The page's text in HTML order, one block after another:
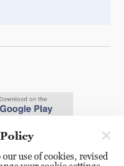
use of cookies, revised